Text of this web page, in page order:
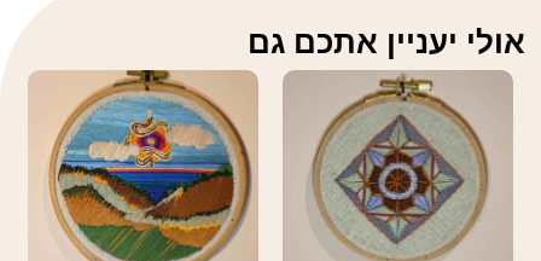
אולי יעניין אתכם גם